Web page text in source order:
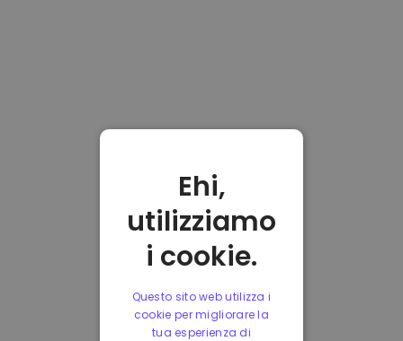
Ehi,
utilizziamo
i cookie.
Questo sito web utilizza i
cookie per migliorare la
tua esperienza di